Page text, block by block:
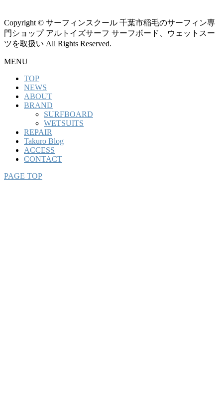
Copyright © サーフィンスクール 千葉市稲毛のサーフィン専
門ショップ アルトイズサーフ サーフボード、ウェットスー
ツを取扱い All Rights Reserved.
MENU
TOP
NEWS
ABOUT
BRAND
SURFBOARD
WETSUITS
REPAIR
Takuro Blog
ACCESS
CONTACT
PAGE TOP